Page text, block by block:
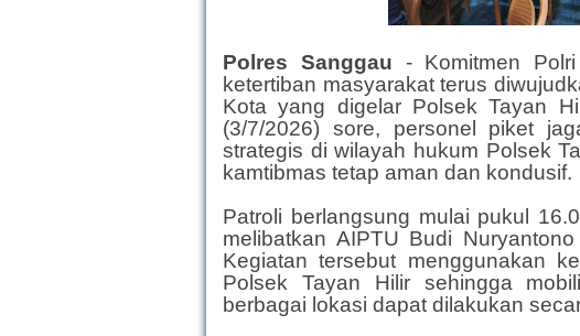
Polres Sanggau - Komitmen
ketertiban masyarakat terus
Kota yang digelar Polsek Tayan
(3/7/2026) sore, personel piket
strategis di wilayah hukum Polsek
kamtibmas tetap aman dan kondusif.
Patroli berlangsung mulai pukul
melibatkan AIPTU Budi
Kegiatan tersebut menggunakan
Polsek Tayan Hilir sehingga
berbagai lokasi dapat dilakukan